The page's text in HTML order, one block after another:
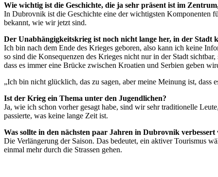
Wie wichtig ist die Geschichte, die ja sehr präsent ist im
In Dubrovnik ist die Geschichte eine der wichtigsten Komponenten
bekannt, wie wir jetzt sind.
Der Unabhängigkeitskrieg ist noch nicht lange her, in der Stadt
Ich bin nach dem Ende des Krieges geboren, also kann ich keine
so sind die Konsequenzen des Krieges nicht nur in der Stadt
dass es immer eine Brücke zwischen Kroatien und Serbien geben
„Ich bin nicht glücklich, das zu sagen, aber meine Meinung ist,
Ist der Krieg ein Thema unter den Jugendlichen?
Ja, wie ich schon vorher gesagt habe, sind wir sehr traditionelle
passierte, was keine lange Zeit ist.
Was sollte in den nächsten paar Jahren in Dubrovnik verbessert
Die Verlängerung der Saison. Das bedeutet, ein aktiver Tourismus
einmal mehr durch die Strassen gehen.